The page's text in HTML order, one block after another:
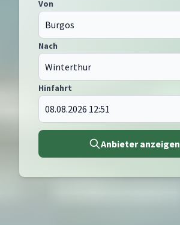
Von
Nach
Hinfahrt
Anbieter anzeigen